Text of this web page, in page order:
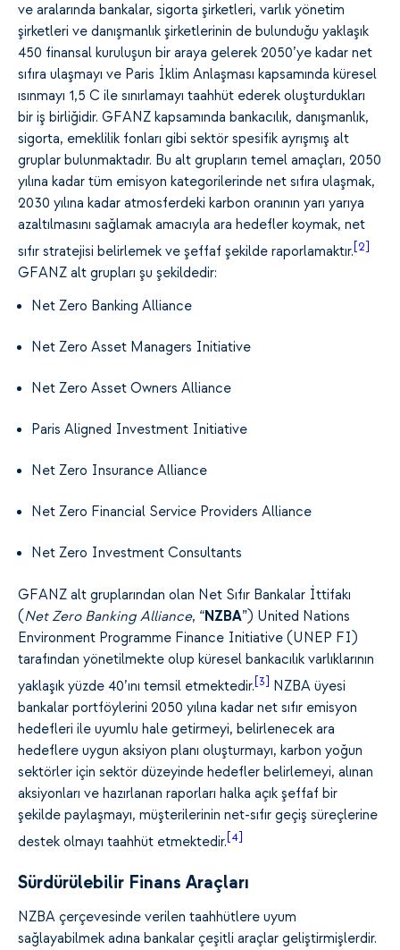
ve aralarında bankalar, sigorta şirketleri, varlık yönetim
şirketleri ve danışmanlık şirketlerinin de bulunduğu yaklaşık
450 finansal kuruluşun bir araya gelerek 2050’ye kadar net
sıfıra ulaşmayı ve Paris İklim Anlaşması kapsamında küresel
ısınmayı 1,5 C ile sınırlamayı taahhüt ederek oluşturdukları
bir iş birliğidir. GFANZ kapsamında bankacılık, danışmanlık,
sigorta, emeklilik fonları gibi sektör spesifik ayrışmış alt
gruplar bulunmaktadır. Bu alt grupların temel amaçları, 2050
yılına kadar tüm emisyon kategorilerinde net sıfıra ulaşmak,
2030 yılına kadar atmosferdeki karbon oranının yarı yarıya
azaltılmasını sağlamak amacıyla ara hedefler koymak, net
sıfır stratejisi belirlemek ve şeffaf şekilde raporlamaktır. [2]
GFANZ alt grupları şu şekildedir:
Net Zero Banking Alliance
Net Zero Asset Managers Initiative
Net Zero Asset Owners Alliance
Paris Aligned Investment Initiative
Net Zero Insurance Alliance
Net Zero Financial Service Providers Alliance
Net Zero Investment Consultants
GFANZ alt gruplarından olan Net Sıfır Bankalar İttifakı
(Net Zero Banking Alliance, “NZBA”) United Nations
Environment Programme Finance Initiative (UNEP FI)
tarafından yönetilmekte olup küresel bankacılık varlıklarının
yaklaşık yüzde 40’ını temsil etmektedir. [3]
NZBA üyesi
bankalar portföylerini 2050 yılına kadar net sıfır emisyon
hedefleri ile uyumlu hale getirmeyi, belirlenecek ara
hedeflere uygun aksiyon planı oluşturmayı, karbon yoğun
sektörler için sektör düzeyinde hedefler belirlemeyi, alınan
aksiyonları ve hazırlanan raporları halka açık şeffaf bir
şekilde paylaşmayı, müşterilerinin net-sıfır geçiş süreçlerine
destek olmayı taahhüt etmektedir. [4]
Sürdürülebilir Finans Araçları
NZBA çerçevesinde verilen taahhütlere uyum
sağlayabilmek adına bankalar çeşitli araçlar geliştirmişlerdir.